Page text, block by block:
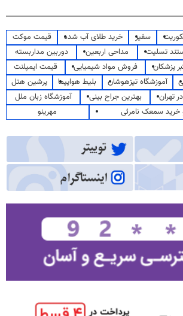
سفیر خرید طلای آب شده
قیمت موکت
تسلیت مداحی اربعین
دوربین مداربسته
پزشکان
فروش مواد شیمیایی
قیمت ایمپلنت
آموزشگاه تیزهوشان بلیط هواپیما
پرشین هتل
تهران
بهترین جراح بینی
آموزشگاه زبان ملل
سمعک نامرئی
مهرینو